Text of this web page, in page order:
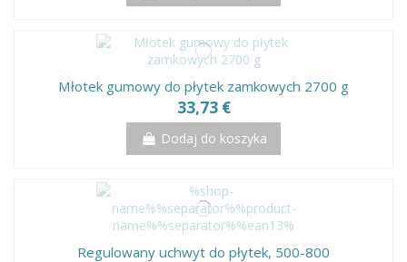
Młotek gumowy do płytek zamkowych 2700 g
33,73 €
Dodaj do koszyka
Regulowany uchwyt do płytek, 500-800